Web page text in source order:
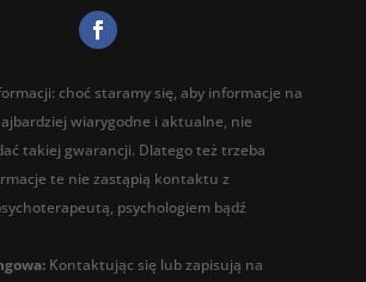
choć staramy się, aby informacje na
wiarygodne i aktualne, nie
takiej gwarancji. Dlatego też trzeba
te nie zastąpią kontaktu z
psychologiem bądź
Kontaktując się lub zapisują na